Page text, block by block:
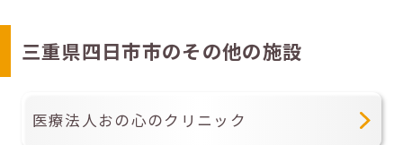
三重県四日市市のその他の施設
医療法人おの心のクリニック